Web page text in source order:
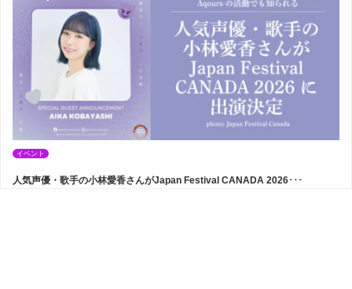
イベント
人気声優・歌手の小林愛香さんがJapan Festival CANADA 2026･･･